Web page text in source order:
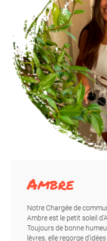
Ambre
Notre Chargée de
Ambre est le petit soleil
Toujours de bonne
lèvres, elle regorge